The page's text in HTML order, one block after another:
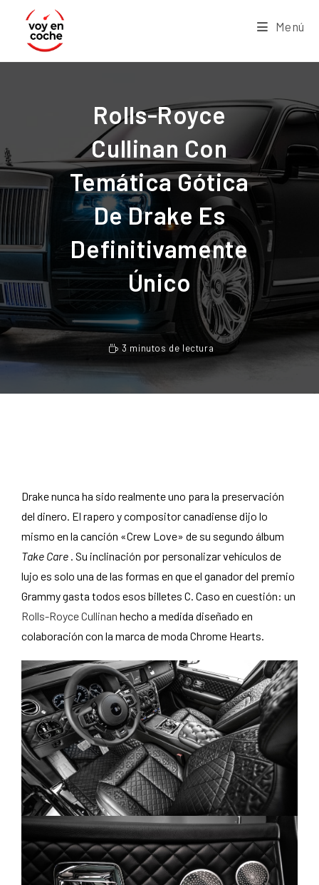
Menú
Rolls-Royce
Cullinan Con
Temática Gótica
De Drake Es
Definitivamente
Único
3 minutos de lectura
Drake nunca ha sido realmente uno para la preservación
del dinero. El rapero y compositor canadiense dijo lo
mismo en la canción «Crew Love» de su segundo álbum
Take Care . Su inclinación por personalizar vehículos de
lujo es solo una de las formas en que el ganador del premio
Grammy gasta todos esos billetes C. Caso en cuestión: un
Rolls-Royce Cullinan hecho a medida diseñado en
colaboración con la marca de moda Chrome Hearts.